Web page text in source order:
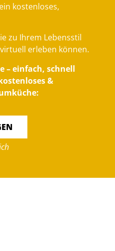
kostenloses,
zu Ihrem Lebensstil
erleben können.
– einfach, schnell
&